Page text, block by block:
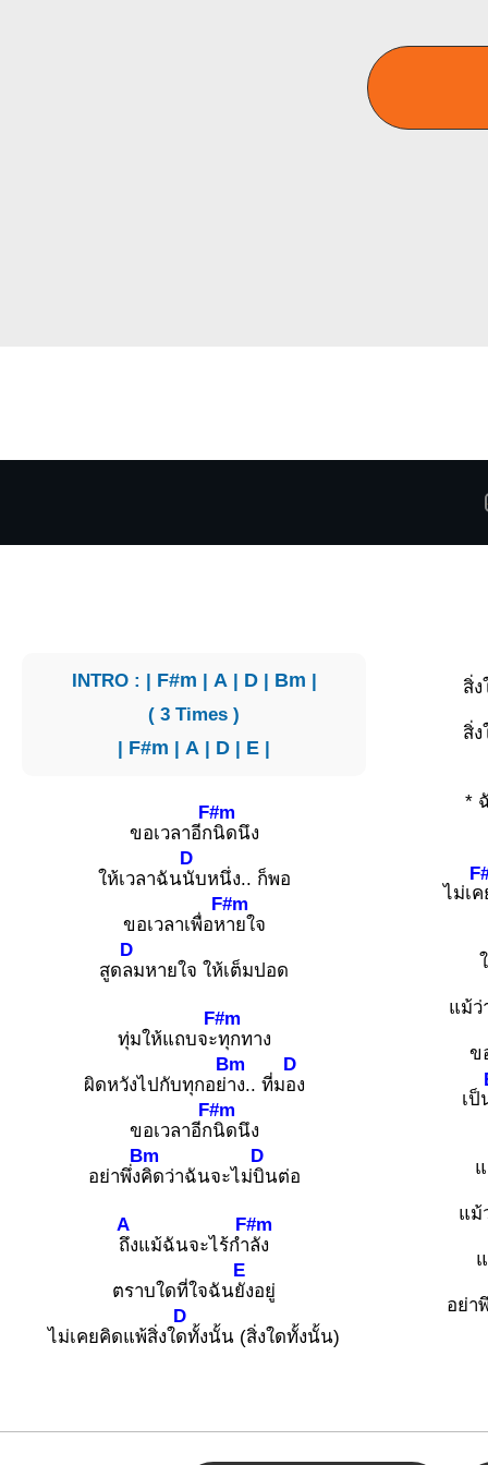
INTRO : | F#m | A | D| Bm |
( 3 Times )
| F#m | A | D | E |
ขอเวลาอีก
F#m
นิดนึง
ให้เวลาฉัน
D
นับหนึ่ง.. ก็พอ
ขอเวลาเพื่อห
F#m
ายใจ
สูด
D
ลมหายใจ ให้เต็มปอด
ทุ่มให้แถบจะ
F#m
ทุกทาง
ผิดหวังไปกับทุกอย่
Bm
าง.. ที่ม
D
อง
ขอเวลาอีก
F#m
นิดนึง
อย่าพึ่ง
Bm
คิดว่าฉันจะไม่
D
บินต่อ
A
ถึงแม้ฉันจะไร้กำ
F#m
ลัง
ตราบใดที่ใจฉัน
E
ยังอยู่
ไม่เคยคิดแพ้สิ่งใ
D
ดทั้งนั้น (สิ่งใดทั้งนั้น)
สิ่
สิ่ง
*
ไม่เค
แม้ว่
ข
เป็
แม้
อย่า